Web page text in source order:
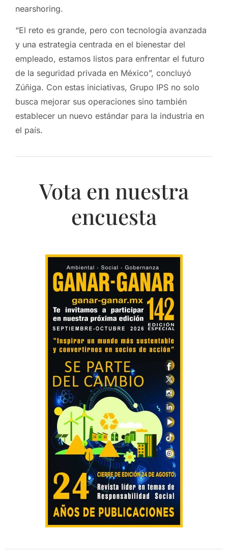
nearshoring.
“El reto es grande, pero con tecnología avanzada
y una estrategia centrada en el bienestar del
empleado, estamos listos para enfrentar el futuro
de la seguridad privada en México”, concluyó
Zúñiga. Con estas iniciativas, Grupo IPS no solo
busca mejorar sus operaciones sino también
establecer un nuevo estándar para la industria en
el país.
Vota en nuestra
encuesta